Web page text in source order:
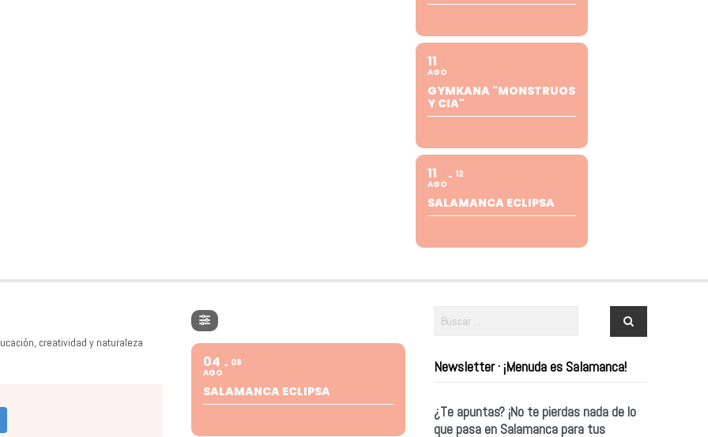
11
AGO
GYMKANA "MONSTRUOS
Y CIA"
11
AGO
12
SALAMANCA ECLIPSA
creatividad y naturaleza
04
AGO
08
SALAMANCA ECLIPSA
Newsletter · ¡Menuda es Salamanca!
¿Te apuntas? ¡No te pierdas nada de lo
que pasa en Salamanca para tus